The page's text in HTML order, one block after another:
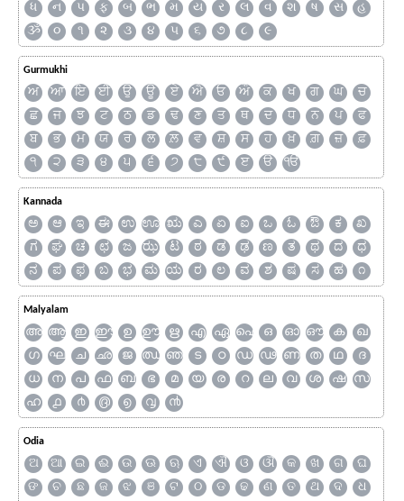
ધ
ન પ ફ બ ભ મ ય ર લ વ શ ષ સ
હ
ૐ
૦ ૧ ૨ ૩ ૪ ૫ ૬ ૭ ૮ ૯
Gurmukhi
ਅ ਆ ਇ ਈ ਉ ਊ ਏ ਐ ਓ ਔ ਕ ਖ ਗ ਘ
ਚ
ਛ
ਜ ਝ ਟ ਠ ਡ ਢ ਣ ਤ ਥ ਦ ਧ ਨ ਪ
ਫ
ਬ
ਭ ਮ ਯ ਰ ਲ ਲ਼ ਵ ਸ਼ ਸ ਹ ਖ਼ ਗ਼ ਜ਼
ਫ਼
੧
੨ ੩ ੪ ੫ ੬ ੭ ੮ ੯ ੲ ੳ ੴ
Kannada
ಅ ಆ ಇ ಈ ಉ ಊ ಋ ಎ ಏ ಐ ಒ ಓ ಔ ಕ
ಖ
ಗ
ಘ ಚ ಛ ಜ ಝ ಟ ಠ ಡ ಢ ಣ ತ ಥ ದ
ಧ
ನ
ಪ ಫ ಬ ಭ ಮ ಯ ರ ಲ ವ ಶ ಷ ಸ ಹ ೧
Malyalam
അ ആ ഇ ഈ ഉ ഊ ഋ എ ഏ ഐ ഒ ഓ ഔ ക
ഖ
ഗ
ഘ ച ഛ ജ ഝ ഞ ട ഠ ഡ ഢ ണ ത ഥ
ദ
ധ
ന പ ഫ ബ ഭ മ യ ര റ ല വ ശ ഷ
സ
ഹ
൧ ൪ ൫ ൭ ൮ ൯
Odia
ଅ ଆ ଇ ଈ ଉ ଊ ଋ ଏ ଐ ଓ ଔ କ ଖ ଗ
ଘ
ଙ
ଚ ଛ ଜ ଝ ଞ ଟ ଠ ଡ ଢ ଣ ତ ଥ ଦ
ଧ